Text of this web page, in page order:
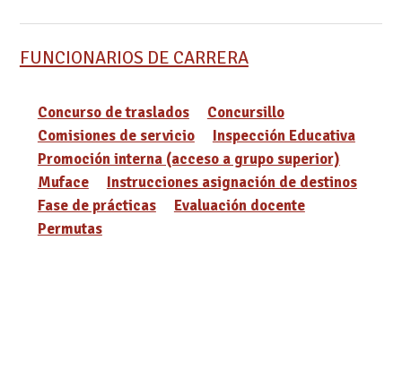
FUNCIONARIOS DE CARRERA
Concurso de traslados
Concursillo
Comisiones de servicio
Inspección Educativa
Promoción interna (acceso a grupo superior)
Muface
Instrucciones asignación de destinos
Fase de prácticas
Evaluación docente
Permutas